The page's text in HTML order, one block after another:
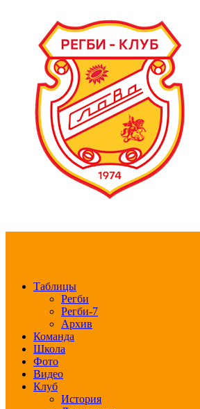
Таблицы
Регби
Регби-7
Архив
Команда
Школа
Фото
Видео
Клуб
История